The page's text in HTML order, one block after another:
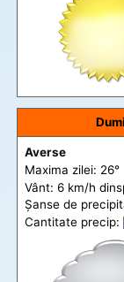
Averse
Maxima zilei: 26°
Vânt: 6 km/h din
Șanse de precip
Cantitate precip: